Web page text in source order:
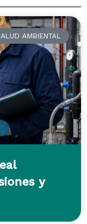
AMBIENTAL
y